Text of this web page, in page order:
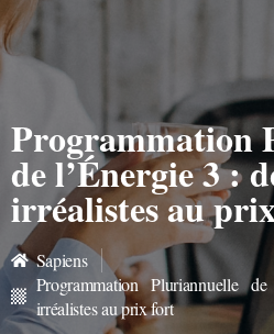
Programmation
de l’Énergie 3 :
irréalistes au
Sapiens
Programmation Pluriannuelle
irréalistes au prix fort